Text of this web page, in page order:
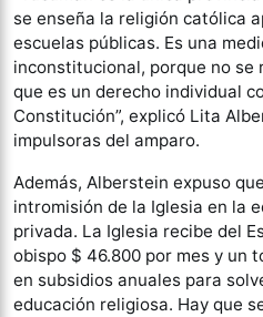
se enseña la religión católica
escuelas públicas. Es una
inconstitucional, porque no
que es un derecho individual
Constitución”, explicó Lita
impulsoras del amparo.
Además, Alberstein expuso
intromisión de la Iglesia en la
privada. La Iglesia recibe del
obispo $ 46.800 por mes y un
en subsidios anuales para
educación religiosa. Hay que